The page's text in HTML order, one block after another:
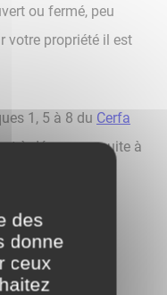
ou fermé, peu
votre propriété il est
1, 5 à 8 du Cerfa
à déposer ensuite à
des
donne
ceux